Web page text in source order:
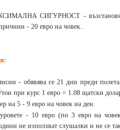
СИГУРНОСТ -
- 20 евро на човек..
- обявява се 21 дни преди
при курс 1 евро = 1.08 щатски
на 5 - 9 евро на човек на ден.
- 10 евро (по 3 евро на
не използват слушалки и не се